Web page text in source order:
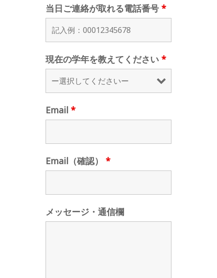
当日ご連絡が取れる電話番号 *
現在の学年を教えてください *
Email *
Email（確認） *
メッセージ・通信欄